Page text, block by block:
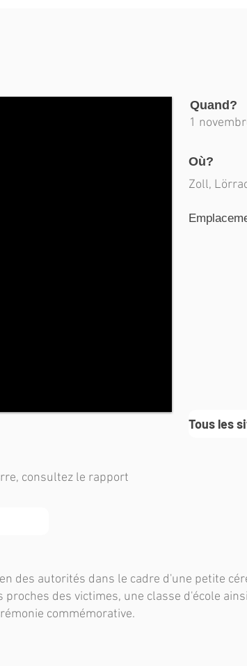
Quand?
1
Où?
Zoll,
Tous les
consultez le rapport
des autorités dans le cadre d'une petite
des victimes, une classe d'école
commémorative.